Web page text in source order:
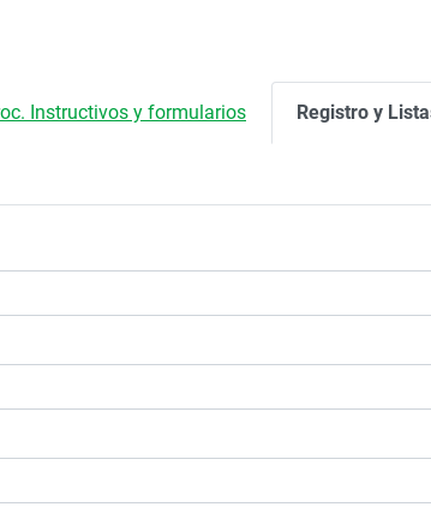
Instructivos y formularios Registro y